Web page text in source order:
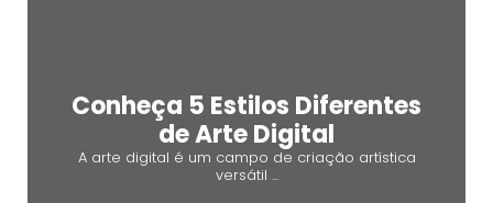
Conheça 5 Estilos Diferentes
de Arte Digital
A arte digital é um campo de criação artística
versátil ...